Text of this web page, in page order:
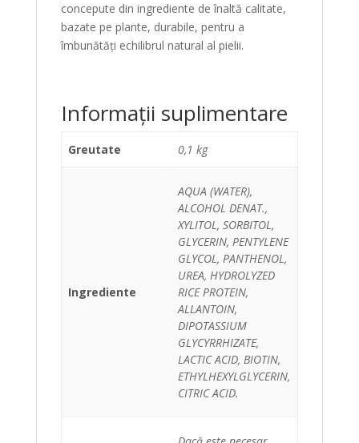
concepute din ingrediente de înaltă calitate,
bazate pe plante, durabile, pentru a
îmbunătăți echilibrul natural al pielii.
Informații suplimentare
Greutate 0,1 kg
Ingrediente
AQUA (WATER),
ALCOHOL DENAT.,
XYLITOL, SORBITOL,
GLYCERIN, PENTYLENE
GLYCOL, PANTHENOL,
UREA, HYDROLYZED
RICE PROTEIN,
ALLANTOIN,
DIPOTASSIUM
GLYCYRRHIZATE,
LACTIC ACID, BIOTIN,
ETHYLHEXYLGLYCERIN,
CITRIC ACID.